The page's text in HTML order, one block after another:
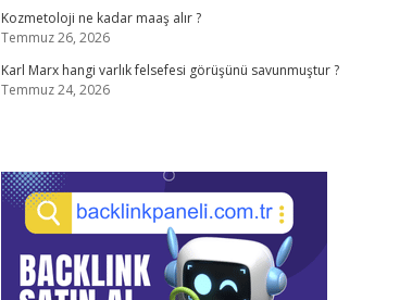
Kozmetoloji ne kadar maaş alır ?
Temmuz 26, 2026
Karl Marx hangi varlık felsefesi görüşünü savunmuştur ?
Temmuz 24, 2026